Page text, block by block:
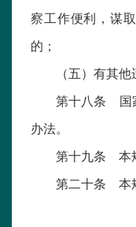
察工作便利，谋
的；
（五）有其
第十八条 国
办法。
第十九条 本
第二十条 本